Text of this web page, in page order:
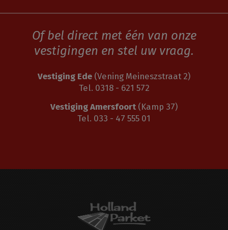
Of bel direct met één van onze
vestigingen en stel uw vraag.
Vestiging Ede (Vening Meineszstraat 2)
Tel. 0318 - 621 572
Vestiging Amersfoort (Kamp 37)
Tel. 033 - 47 555 01